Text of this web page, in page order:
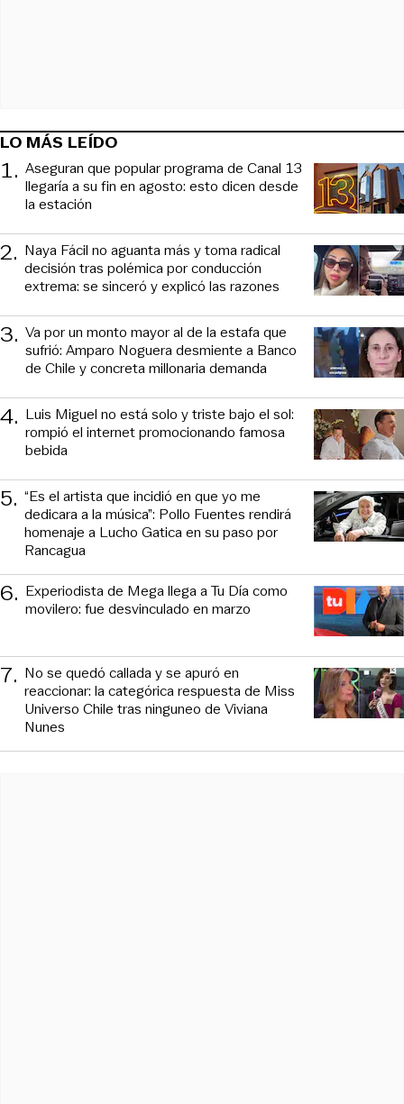
LO MÁS LEÍDO
1. Aseguran que popular programa de Canal 13
llegaría a su fin en agosto: esto dicen desde
la estación
2. Naya Fácil no aguanta más y toma radical
decisión tras polémica por conducción
extrema: se sinceró y explicó las razones
3. Va por un monto mayor al de la estafa que
sufrió: Amparo Noguera desmiente a Banco
de Chile y concreta millonaria demanda
4. Luis Miguel no está solo y triste bajo el sol:
rompió el internet promocionando famosa
bebida
5. “Es el artista que incidió en que yo me
dedicara a la música”: Pollo Fuentes rendirá
homenaje a Lucho Gatica en su paso por
Rancagua
6. Experiodista de Mega llega a Tu Día como
movilero: fue desvinculado en marzo
7. No se quedó callada y se apuró en
reaccionar: la categórica respuesta de Miss
Universo Chile tras ninguneo de Viviana
Nunes